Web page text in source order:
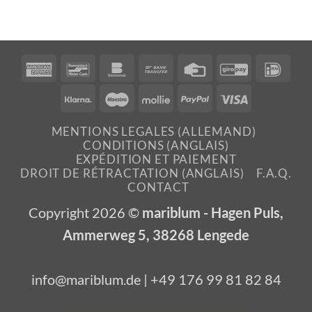
AmericanBancontactBankomat
Bank
CreditGiroPay
Klarna MaestroMolliePayPal
MENTIONS LEGALES (ALLEMAND)
CONDITIONS (ANGLAIS)
EXPÉDITION ET PAIEMENT
DROIT DE RÉTRACTATION (ANGLAIS)
F.A.Q.
CONTACT
Copyright 2026 © mariblum - Hagen Puls,
Ammerweg 5, 38268 Lengede
info@mariblum.de | +49 176 99 81 82 84